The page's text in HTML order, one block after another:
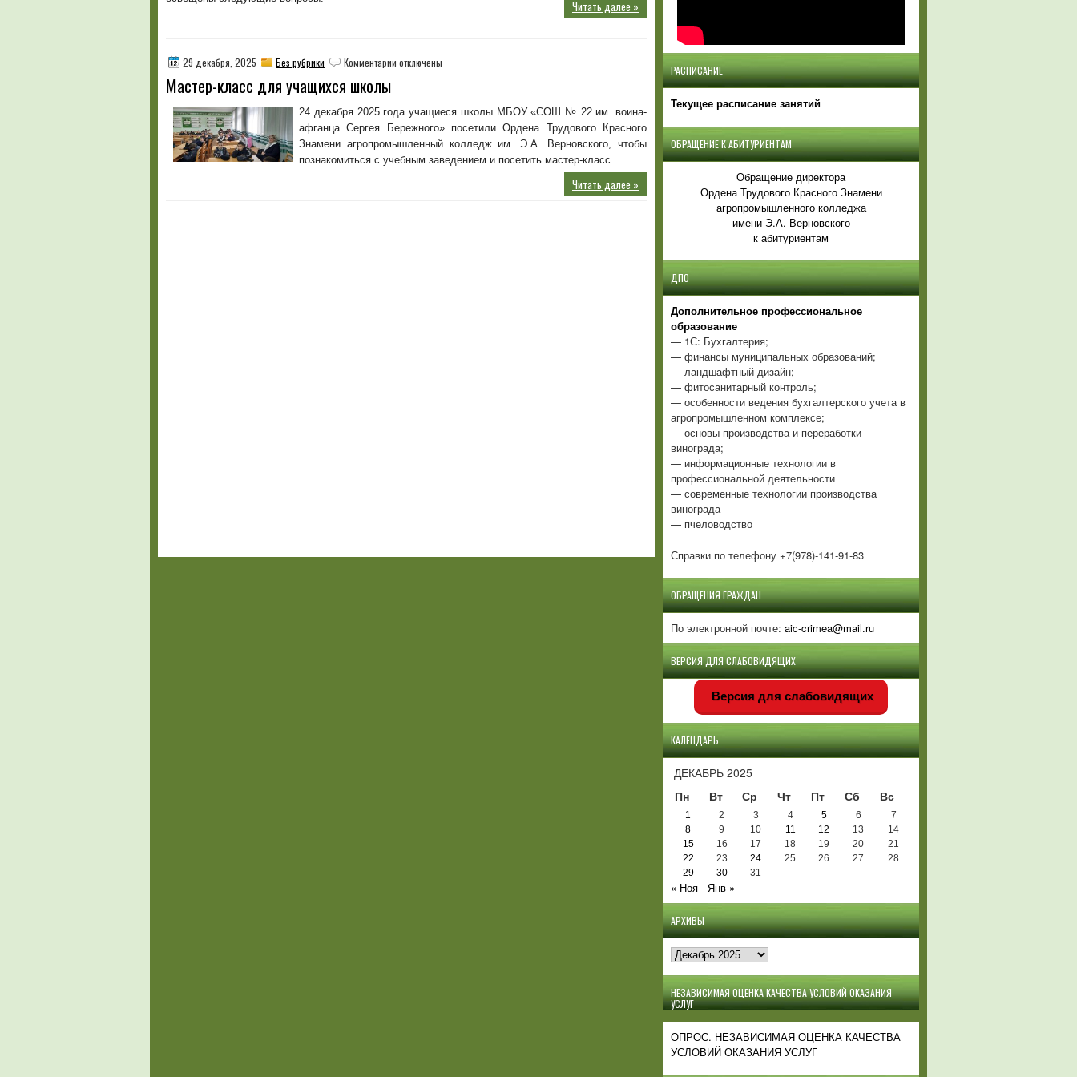
Читать далее »
29 декабря, 2025 Без рубрики Комментарии к
для
учащихся
школы
отключены
Мастер-класс для учащихся школы
24 декабря 2025 года учащиеся школы МБОУ «СОШ № 22 им. воина-
афганца Сергея Бережного» посетили Ордена Трудового Красного
Знамени агропромышленный колледж им. Э.А. Верновского, чтобы
познакомиться с учебным заведением и посетить мастер-класс.
Читать далее »
РАСПИСАНИЕ
Текущее расписание занятий
ОБРАЩЕНИЕ К АБИТУРИЕНТАМ
Обращение директора
Ордена Трудового Красного Знамени
агропромышленного колледжа
имени Э.А. Верновского
к абитуриентам
ДПО
Дополнительное профессиональное
образование
— 1С: Бухгалтерия;
— финансы муниципальных образований;
— ландшафтный дизайн;
— фитосанитарный контроль;
— особенности ведения бухгалтерского учета в
агропромышленном комплексе;
— основы производства и переработки
винограда;
— информационные технологии в
профессиональной деятельности
— современные технологии производства
винограда
— пчеловодство
Справки по телефону +7(978)-141-91-83
ОБРАЩЕНИЯ ГРАЖДАН
По электронной почте: aic-crimea@mail.ru
ВЕРСИЯ ДЛЯ СЛАБОВИДЯЩИХ
Версия для слабовидящих
КАЛЕНДАРЬ
ДЕКАБРЬ 2025
Пн
Вт Ср Чт Пт Сб Вс
1 2 3 4 5 6
7
8
9 10 11 12 13
14
15
16 17 18 19 20
21
22
23 24 25 26 27
28
29
30 31
« Ноя Янв »
АРХИВЫ
Архивы
НЕЗАВИСИМАЯ ОЦЕНКА КАЧЕСТВА УСЛОВИЙ ОКАЗАНИЯ
УСЛУГ
ОПРОС. НЕЗАВИСИМАЯ ОЦЕНКА КАЧЕСТВА
УСЛОВИЙ ОКАЗАНИЯ УСЛУГ